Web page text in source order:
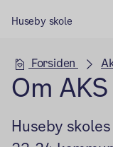
Huseby skole
Forsiden
Om
Huseby